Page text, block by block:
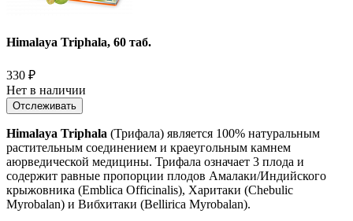
Himalaya Triphala, 60 таб.
330 ₽
Нет в наличии
Отслеживать
Himalaya Triphala (Трифала) является 100% натуральным
растительным соединением и краеугольным камнем
аюрведической медицины. Трифала означает 3 плода и
содержит равные пропорции плодов Амалаки/Индийского
крыжовника (Emblica Officinalis), Харитаки (Chebulic
Myrobalan) и Вибхитаки (Bellirica Myrobalan).